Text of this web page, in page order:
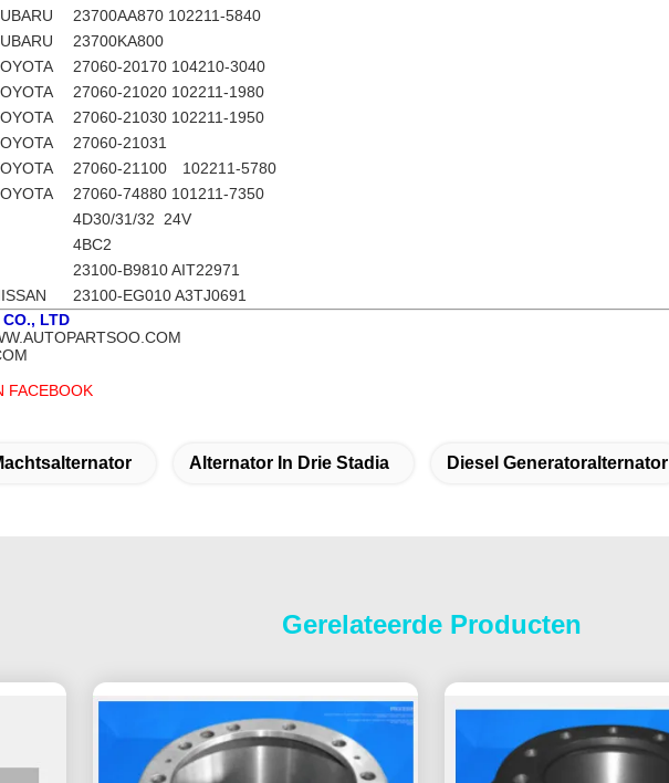
23700AA870 102211-5840
23700KA800
27060-20170 104210-3040
27060-21020 102211-1980
27060-21030 102211-1950
27060-21031
27060-21100 102211-5780
27060-74880 101211-7350
4D30/31/32 24V
4BC2
23100-B9810 AIT22971
23100-EG010 A3TJ0691
LTD
FACEBOOK
Alternator In Drie Stadia Diesel Generatoralternator
Gerelateerde Producten